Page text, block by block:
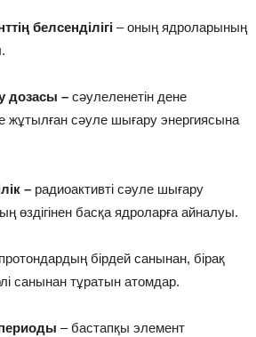
бел­сен­ді­лі­гі – оның ядроларының
до­за­сы – сәулеленетін дене
жұтылған сәуле шығару энергиясына
– радиоактивті сәуле шығару
өздігінен басқа ядроларға айналуы.
бірдей санынан, бірақ
санынан тұратын атомдар.
– бастапқы элемент